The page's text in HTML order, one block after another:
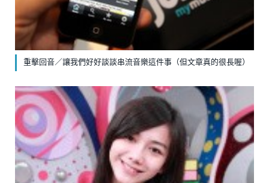
重擊回音／讓我們好好談談串流音樂這件事（但文章真的很長喔）